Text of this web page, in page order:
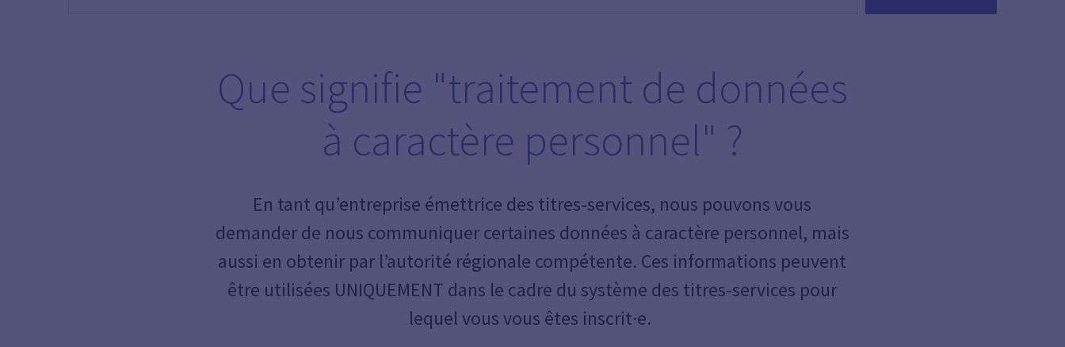
Que signifie "traitement de données
à caractère personnel" ?
En tant qu’entreprise émettrice des titres-services, nous pouvons vous
demander de nous communiquer certaines données à caractère personnel, mais
aussi en obtenir par l’autorité régionale compétente. Ces informations peuvent
être utilisées UNIQUEMENT dans le cadre du système des titres-services pour
lequel vous vous êtes inscrit·e.